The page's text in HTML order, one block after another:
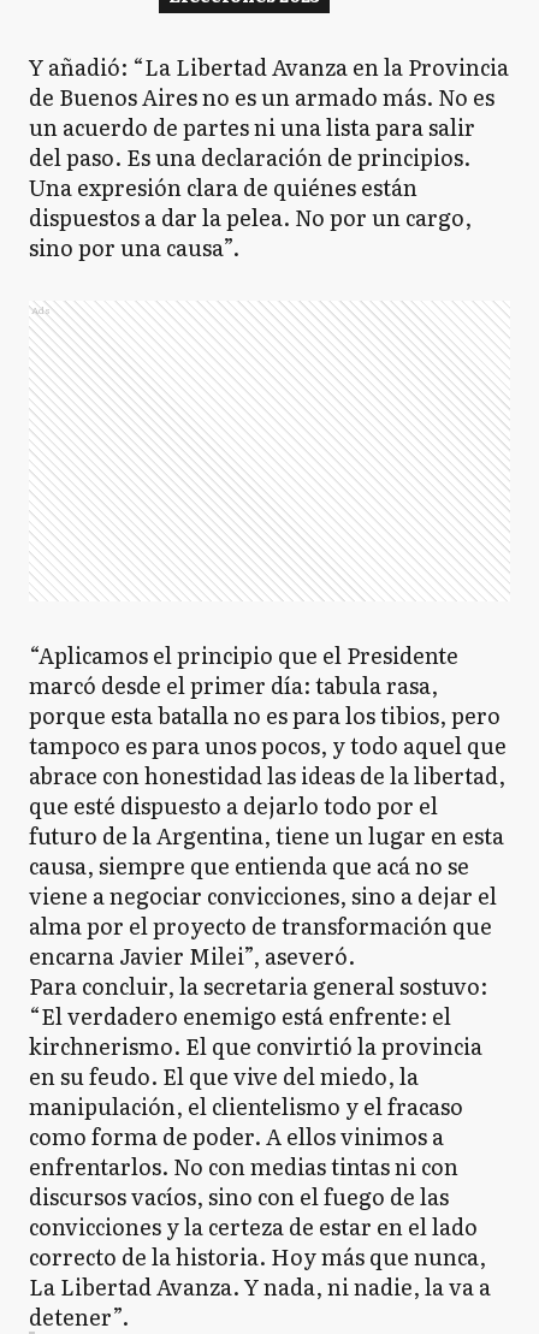
Y añadió: “La Libertad Avanza en la Provincia
de Buenos Aires no es un armado más. No es
un acuerdo de partes ni una lista para salir
del paso. Es una declaración de principios.
Una expresión clara de quiénes están
dispuestos a dar la pelea. No por un cargo,
sino por una causa”.
Ads
“Aplicamos el principio que el Presidente
marcó desde el primer día: tabula rasa,
porque esta batalla no es para los tibios, pero
tampoco es para unos pocos, y todo aquel que
abrace con honestidad las ideas de la libertad,
que esté dispuesto a dejarlo todo por el
futuro de la Argentina, tiene un lugar en esta
causa, siempre que entienda que acá no se
viene a negociar convicciones, sino a dejar el
alma por el proyecto de transformación que
encarna Javier Milei”, aseveró.
Para concluir, la secretaria general sostuvo:
“El verdadero enemigo está enfrente: el
kirchnerismo. El que convirtió la provincia
en su feudo. El que vive del miedo, la
manipulación, el clientelismo y el fracaso
como forma de poder. A ellos vinimos a
enfrentarlos. No con medias tintas ni con
discursos vacíos, sino con el fuego de las
convicciones y la certeza de estar en el lado
correcto de la historia. Hoy más que nunca,
La Libertad Avanza. Y nada, ni nadie, la va a
detener”.